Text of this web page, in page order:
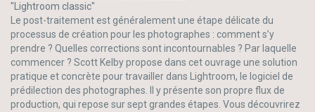
"Lightroom classic"
Le post-traitement est généralement une étape délicate du
processus de création pour les photographes : comment s’y
prendre ? Quelles corrections sont incontournables ? Par laquelle
commencer ? Scott Kelby propose dans cet ouvrage une solution
pratique et concrète pour travailler dans Lightroom, le logiciel de
prédilection des photographes. Il y présente son propre flux de
production, qui repose sur sept grandes étapes. Vous découvrirez